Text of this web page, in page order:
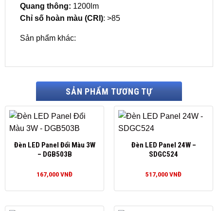
Quang thông: 1200lm
Chỉ số hoàn màu (CRI): >85
Sản phẩm khác:
SẢN PHẨM TƯƠNG TỰ
Đèn LED Panel Đổi Màu 3W
– DGB503B
167,000VNĐ
Đèn LED Panel 24W –
SDGC524
517,000VNĐ